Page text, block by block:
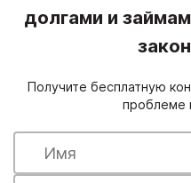
долгами и
Получите бесплатную
проблеме